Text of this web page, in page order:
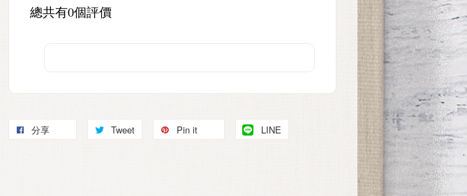
總共有0個評價
分享 Tweet Pin it LINE